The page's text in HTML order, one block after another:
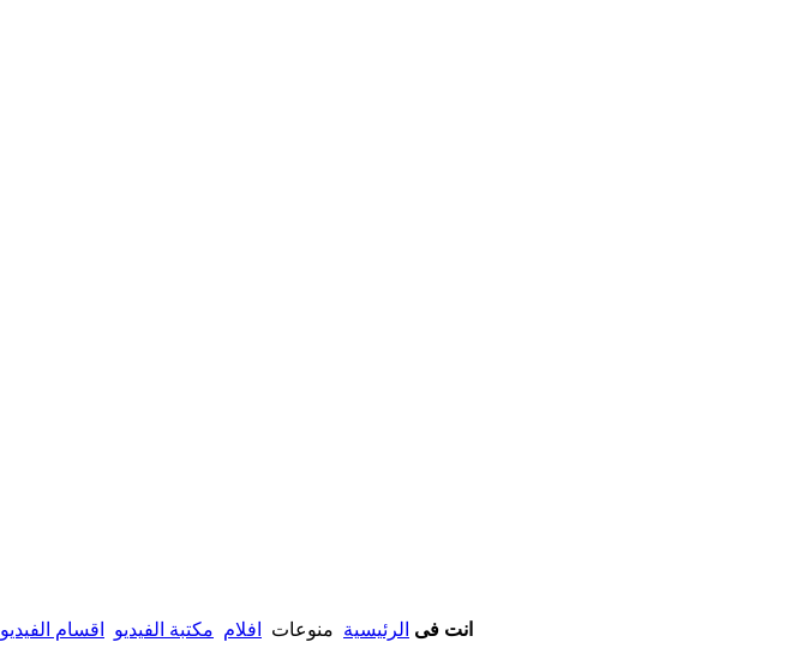
انت فى الرئيسية منوعات افلام مكتبة الفيديو اقسام الفيديو